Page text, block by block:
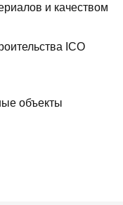
и качеством
ICO
объекты